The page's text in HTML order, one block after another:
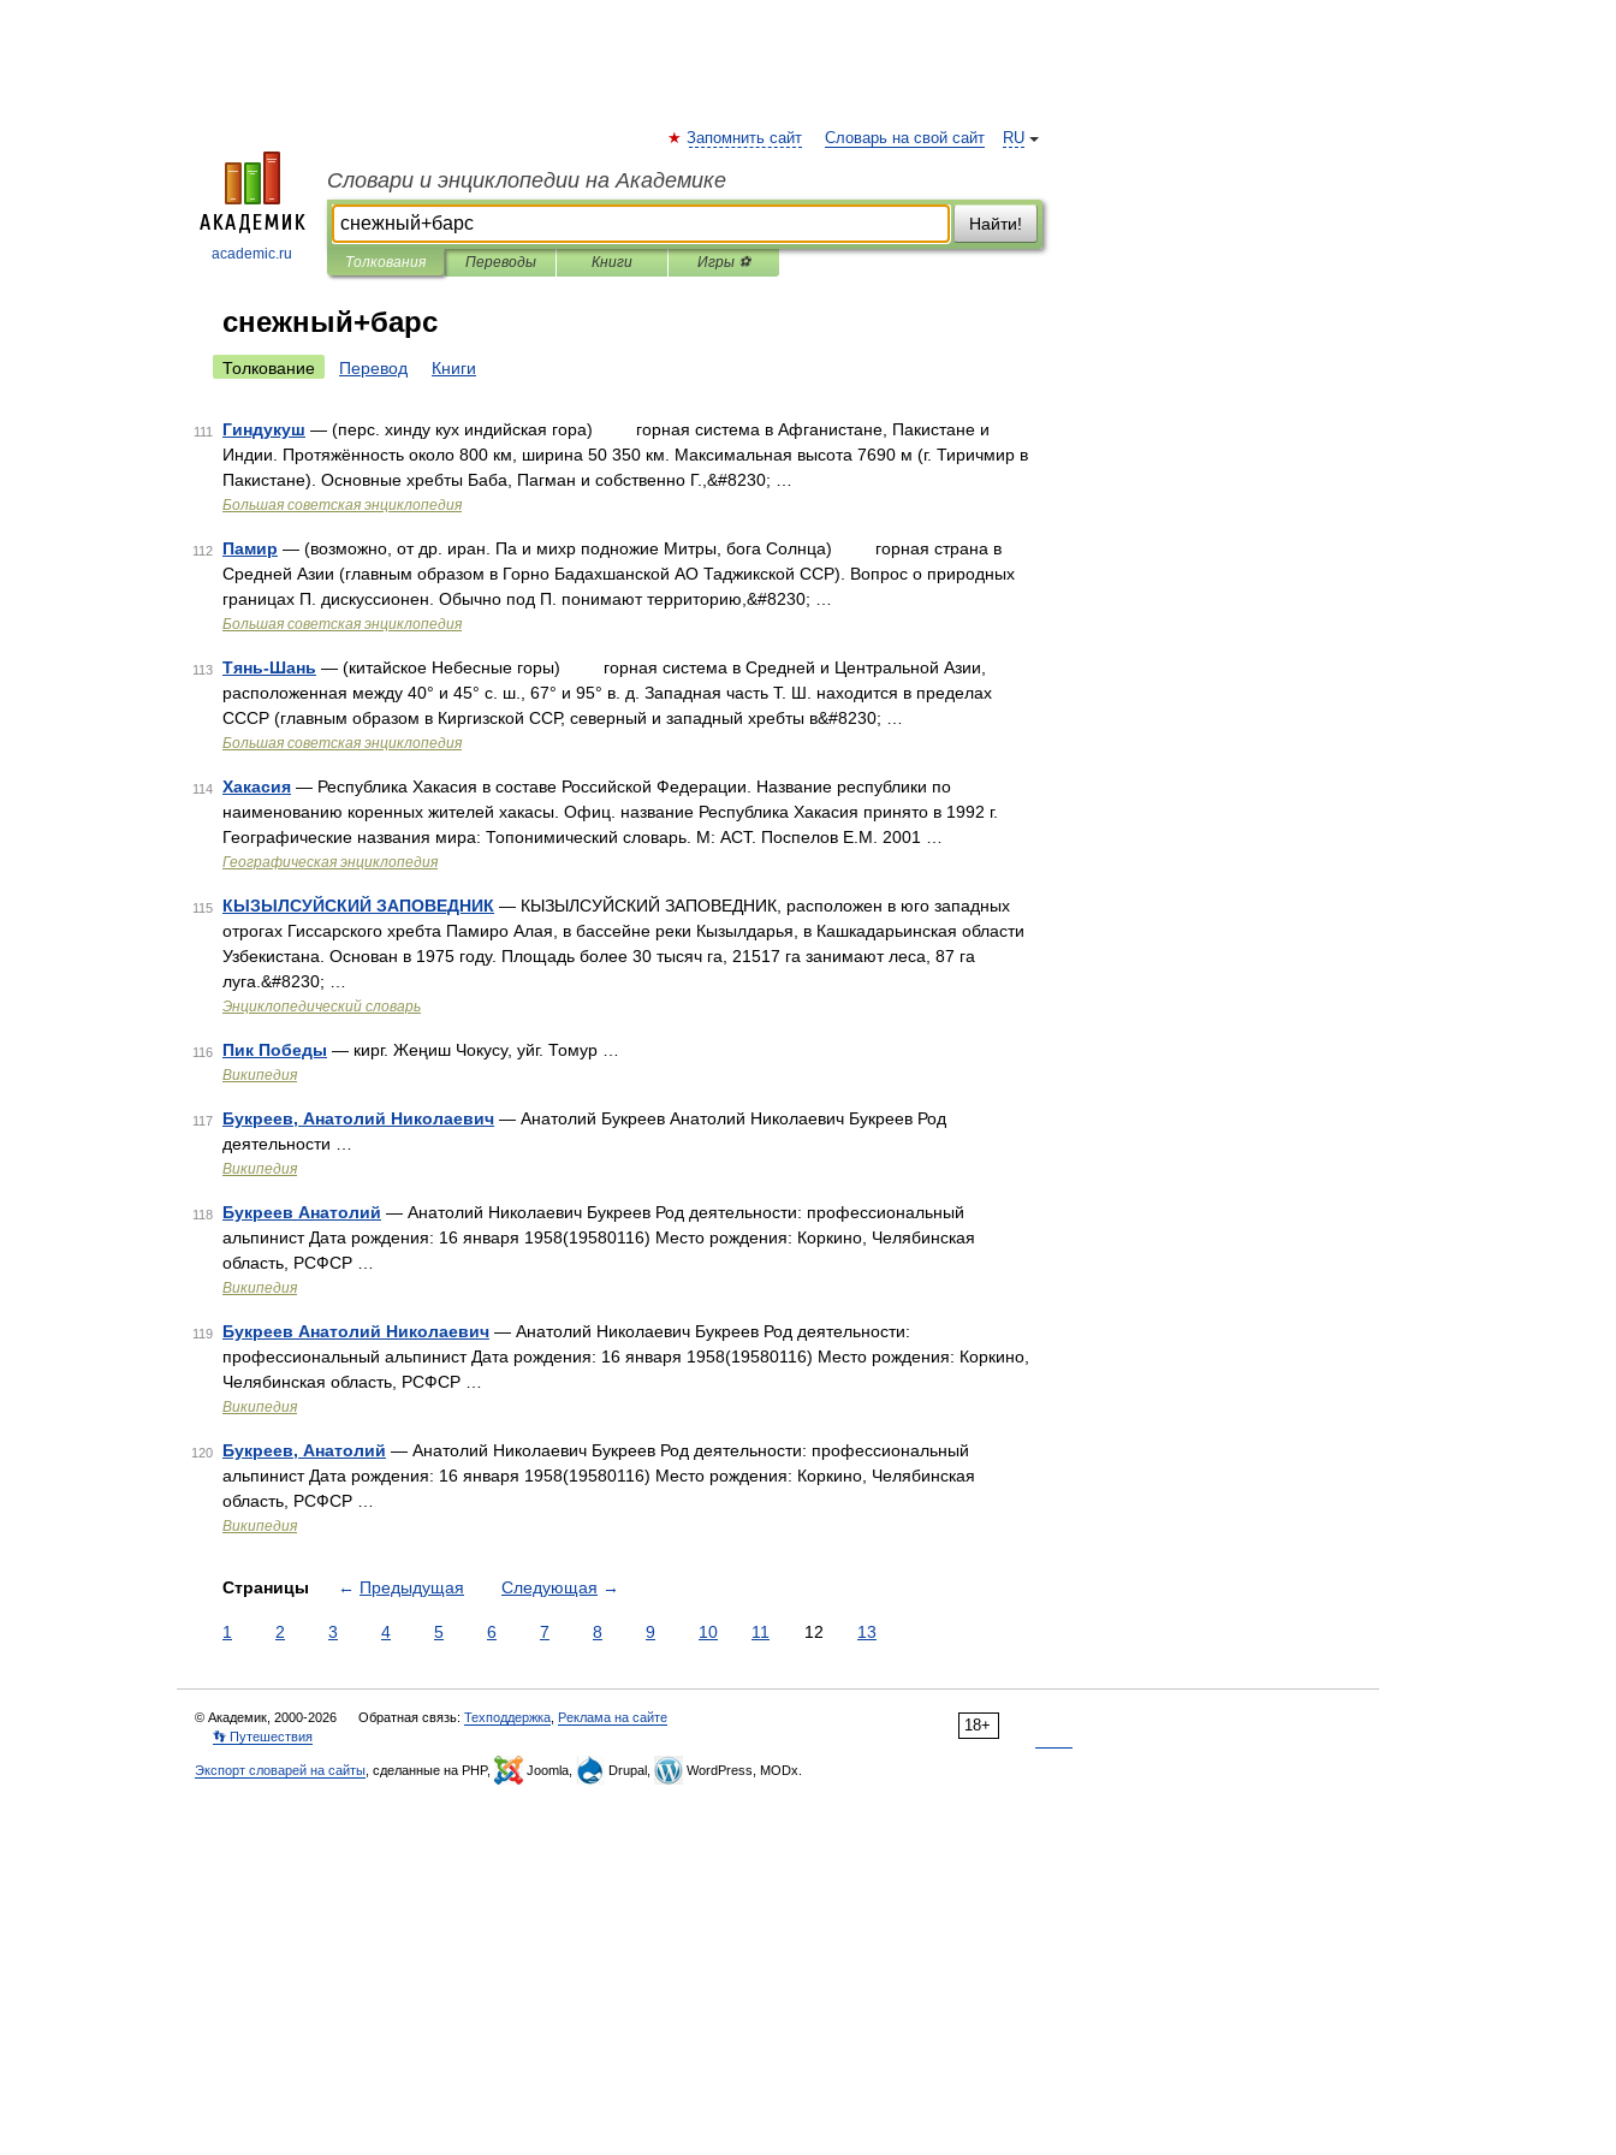
academic.ru
RU
Запомнить сайт Словарь на свой сайт
Словари и энциклопедии на Академике
Найти!
Толкования Переводы Книги Игры ⚽
снежный+барс
Толкование Перевод Книги
111 Гиндукуш — (перс. хинду кух индийская гора) горная система в Афганистане, Пакистане и
Индии. Протяжённость около 800 км, ширина 50 350 км. Максимальная высота 7690 м (г. Тиричмир в
Пакистане). Основные хребты Баба, Пагман и собственно Г.,&#8230; …
Большая советская энциклопедия
112 Памир — (возможно, от др. иран. Па и михр подножие Митры, бога Солнца) горная страна в
Средней Азии (главным образом в Горно Бадахшанской АО Таджикской ССР). Вопрос о природных
границах П. дискуссионен. Обычно под П. понимают территорию,&#8230; …
Большая советская энциклопедия
113 Тянь-Шань — (китайское Небесные горы) горная система в Средней и Центральной Азии,
расположенная между 40° и 45° с. ш., 67° и 95° в. д. Западная часть Т. Ш. находится в пределах
СССР (главным образом в Киргизской ССР, северный и западный хребты в&#8230; …
Большая советская энциклопедия
114 Хакасия — Республика Хакасия в составе Российской Федерации. Название республики по
наименованию коренных жителей хакасы. Офиц. название Республика Хакасия принято в 1992 г.
Географические названия мира: Топонимический словарь. М: АСТ. Поспелов Е.М. 2001 …
Географическая энциклопедия
115 КЫЗЫЛСУЙСКИЙ ЗАПОВЕДНИК — КЫЗЫЛСУЙСКИЙ ЗАПОВЕДНИК, расположен в юго западных
отрогах Гиссарского хребта Памиро Алая, в бассейне реки Кызылдарья, в Кашкадарьинская области
Узбекистана. Основан в 1975 году. Площадь более 30 тысяч га, 21517 га занимают леса, 87 га
луга.&#8230; …
Энциклопедический словарь
116 Пик Победы — кирг. Жеңиш Чокусу, уйг. Томур …
Википедия
117 Букреев, Анатолий Николаевич — Анатолий Букреев Анатолий Николаевич Букреев Род
деятельности …
Википедия
118 Букреев Анатолий — Анатолий Николаевич Букреев Род деятельности: профессиональный
альпинист Дата рождения: 16 января 1958(19580116) Место рождения: Коркино, Челябинская
область, РСФСР …
Википедия
119 Букреев Анатолий Николаевич — Анатолий Николаевич Букреев Род деятельности:
профессиональный альпинист Дата рождения: 16 января 1958(19580116) Место рождения: Коркино,
Челябинская область, РСФСР …
Википедия
120 Букреев, Анатолий — Анатолий Николаевич Букреев Род деятельности: профессиональный
альпинист Дата рождения: 16 января 1958(19580116) Место рождения: Коркино, Челябинская
область, РСФСР …
Википедия
Страницы ← Предыдущая Следующая →
1 2 3 4 5 6 7 8 9 10 11 12 13
18+
© Академик, 2000-2026 Обратная связь: Техподдержка Реклама на сайте
👣 Путешествия
Экспорт словарей на сайты , сделанные на PHP, Joomla, Drupal, WordPress, MODx.